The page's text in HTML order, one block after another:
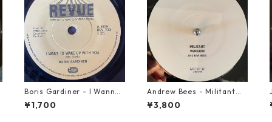
Boris Gardiner - I Wanna
Wake Up With You【7-219
24】
¥1,700
Andrew Bees ‎- Militant【1
2-50066】
¥3,800